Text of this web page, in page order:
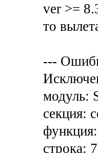
ver >=
то
---
модуль:
секция:
строка: